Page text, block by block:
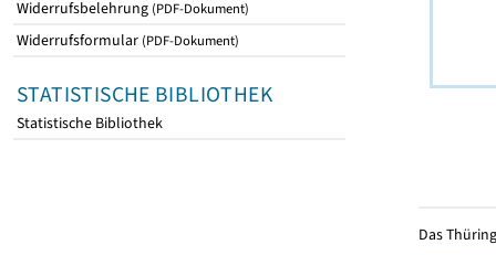
Widerrufsbelehrung (PDF-Dokument)
Widerrufsformular (PDF-Dokument)
STATISTISCHE BIBLIOTHEK
Statistische Bibliothek
Das